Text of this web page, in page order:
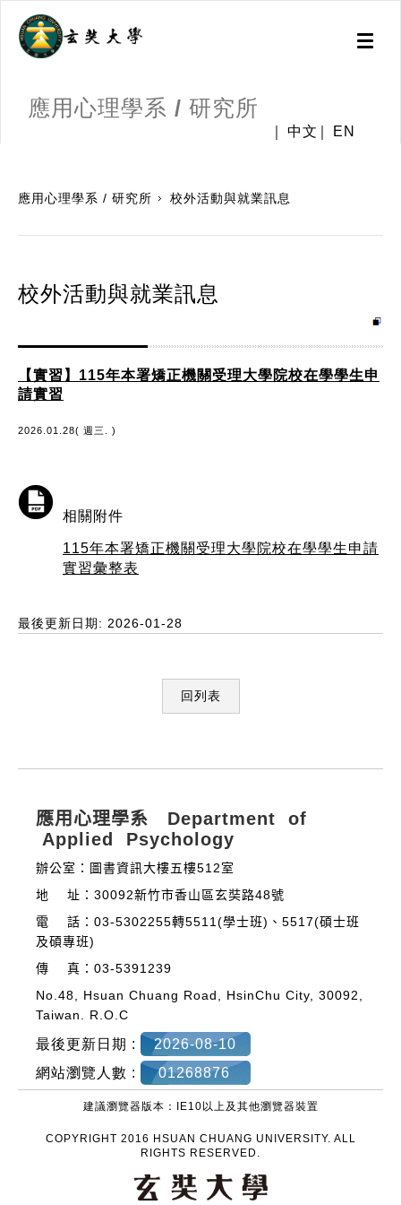
Toggle
應用心理學系 / 研究所
中文 EN
應用心理學系 / 研究所 校外活動與就業訊息
校外活動與就業訊息
【實習】115年本署矯正機關受理大學院校在學學生申
請實習
2026.01.28( 週三. )
相關附件
115年本署矯正機關受理大學院校在學學生申請
實習彙整表
最後更新日期: 2026-01-28
回列表
應用心理學系 Department of
Applied Psychology
辦公室：圖書資訊大樓五樓512室
地 址：30092新竹市香山區玄奘路48號
電 話：03-5302255轉5511(學士班)、5517(碩士班
及碩專班)
傳 真：03-5391239
No.48, Hsuan Chuang Road, HsinChu City, 30092,
Taiwan. R.O.C
最後更新日期 :
2026-08-10
網站瀏覽人數 :
01268876
建議瀏覽器版本：IE10以上及其他瀏覽器裝置
COPYRIGHT 2016 HSUAN CHUANG UNIVERSITY. ALL
RIGHTS RESERVED.